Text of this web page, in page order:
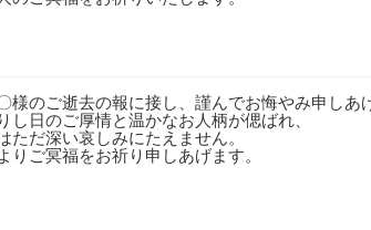
様のご逝去の報に接し、謹んでお悔やみ申しあ
し日のご厚情と温かなお人柄が偲ばれ、
ただ深い哀しみにたえません。
りご冥福をお祈り申しあげます。